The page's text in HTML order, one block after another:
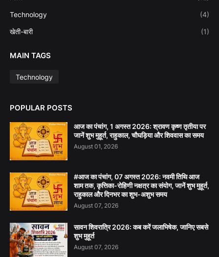
Technology (4)
खेती-बारी (1)
MAIN TAGS
Technology
POPULAR POSTS
आज का पंचांग, 1 अगस्त 2026: श्रावण कृष्ण तृतीया पर
जानें शुभ मुहूर्त, राहुकाल, चौघड़िया और शिववास का समय
August 01, 2026
#आज का पंचांग, 07 अगस्त 2026: नवमी तिथि आज
शाम तक, कृत्तिका-रोहिणी नक्षत्र का संयोग, जानें शुभ मुहूर्त,
राहुकाल और दिनभर का शुभ-अशुभ समय
August 07, 2026
सावन शिवरात्रि 2026: कब करें जलाभिषेक, जानिए सबसे
शुभ मुहूर्त
August 07, 2026